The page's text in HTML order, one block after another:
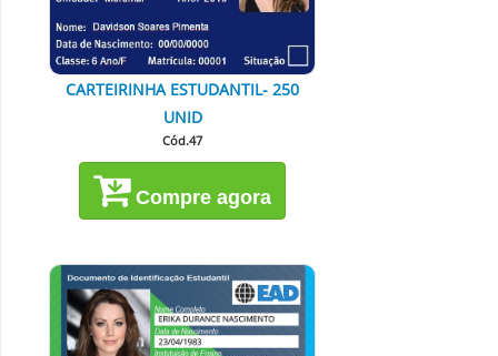
CARTEIRINHA ESTUDANTIL- 250
UNID
Cód.47
Compre agora